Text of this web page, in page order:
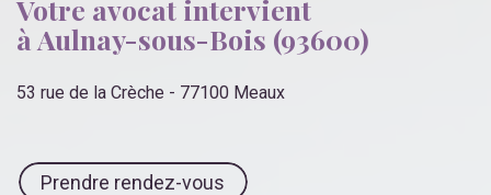
Votre avocat intervient
à Aulnay-sous-Bois (93600)
53 rue de la Crèche - 77100 Meaux
Prendre rendez-vous